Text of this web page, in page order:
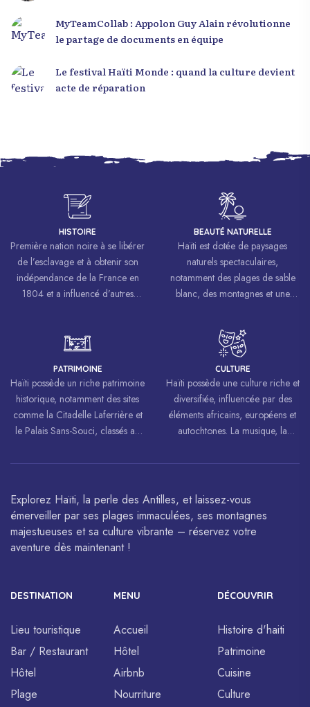
MyTeamCollab : Appolon Guy Alain révolutionne
le partage de documents en équipe
Le festival Haïti Monde : quand la culture devient
acte de réparation
HISTOIRE
Première nation noire à se libérer
de l’esclavage et à obtenir son
indépendance de la France en
1804 et a influencé d’autres
luttes pour la liberté et l’égalité.
BEAUTÉ NATURELLE
Haïti est dotée de paysages
naturels spectaculaires,
notamment des plages de sable
blanc, des montagnes et une
PATRIMOINE
Haïti possède un riche patrimoine
historique, notamment des sites
comme la Citadelle Laferrière et
le Palais Sans-Souci, classés au
l’UNESCO.
CULTURE
Haïti possède une culture riche et
diversifiée, influencée par des
éléments africains, européens et
autochtones. La musique, la
sont célébrés à travers le monde.
Explorez Haïti, la perle des Antilles, et laissez-vous
émerveiller par ses plages immaculées, ses montagnes
majestueuses et sa culture vibrante – réservez votre
aventure dès maintenant !
DESTINATION
Lieu touristique
Bar / Restaurant
Hôtel
Plage
MENU
Accueil
Hôtel
Airbnb
Nourriture
DÉCOUVRIR
Histoire d'haiti
Patrimoine
Cuisine
Culture